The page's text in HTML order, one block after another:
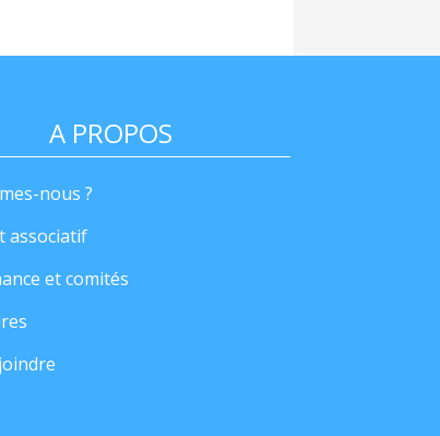
A PROPOS
nous ?
associatif
et comités